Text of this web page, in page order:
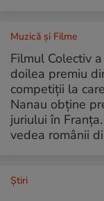
Muzică și Filme
Filmul Colectiv
doilea premiu
competiții la
Nanau obține
juriului în
vedea românii
Ştiri